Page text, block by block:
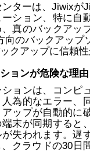
ターは、Jiwixが
ション、特に自
真のバックアッ
向のバックアップ
クアップに信頼
ョンが危険な理由
ョンは、コンピ
為的なエラー、
ップが自動的に
末が同期すると
失われます。遅
クラウドの30日